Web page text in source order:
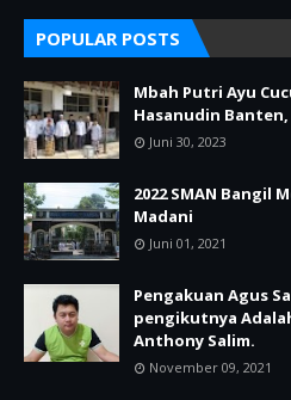
POPULAR POSTS
Mbah Putri Ayu
Hasanudin
Juni 30, 2023
2022 SMAN Bangil
Madani
Juni 01, 2021
Pengakuan Agus
pengikutnya
Anthony Salim.
November 09, 2021